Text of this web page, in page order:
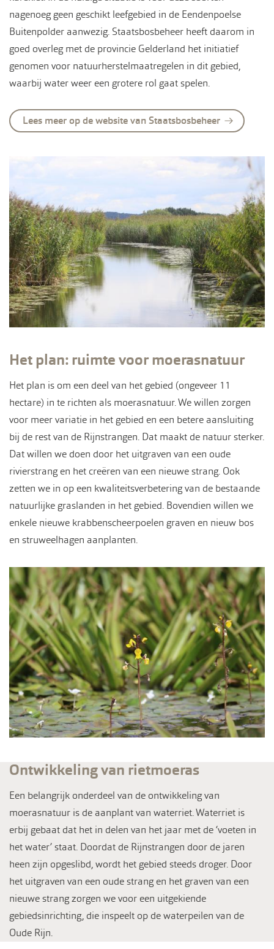
nagenoeg geen geschikt leefgebied in de Eendenpoelse
Buitenpolder aanwezig. Staatsbosbeheer heeft daarom in
goed overleg met de provincie Gelderland het initiatief
genomen voor natuurherstelmaatregelen in dit gebied,
waarbij water weer een grotere rol gaat spelen.
Lees meer op de website van Staatsbosbeheer
Het plan: ruimte voor moerasnatuur
Het plan is om een deel van het gebied (ongeveer 11
hectare) in te richten als moerasnatuur. We willen zorgen
voor meer variatie in het gebied en een betere aansluiting
bij de rest van de Rijnstrangen. Dat maakt de natuur sterker.
Dat willen we doen door het uitgraven van een oude
rivierstrang en het creëren van een nieuwe strang. Ook
zetten we in op een kwaliteitsverbetering van de bestaande
natuurlijke graslanden in het gebied. Bovendien willen we
enkele nieuwe krabbenscheerpoelen graven en nieuw bos
en struweelhagen aanplanten.
Ontwikkeling van rietmoeras
Een belangrijk onderdeel van de ontwikkeling van
moerasnatuur is de aanplant van waterriet. Waterriet is
erbij gebaat dat het in delen van het jaar met de ‘voeten in
het water’ staat. Doordat de Rijnstrangen door de jaren
heen zijn opgeslibd, wordt het gebied steeds droger. Door
het uitgraven van een oude strang en het graven van een
nieuwe strang zorgen we voor een uitgekiende
gebiedsinrichting, die inspeelt op de waterpeilen van de
Oude Rijn.